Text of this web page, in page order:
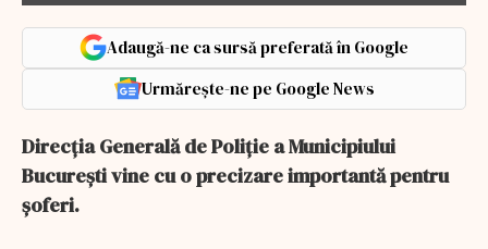
Adaugă-ne ca sursă preferată în Google
Urmărește-ne pe Google News
Direcția Generală de Poliție a Municipiului
București vine cu o precizare importantă pentru
şoferi.